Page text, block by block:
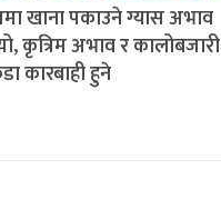
खाना पकाउने ग्यास अभाव
कृत्रिम अभाव र कालोबजारी
कारबाही हुने